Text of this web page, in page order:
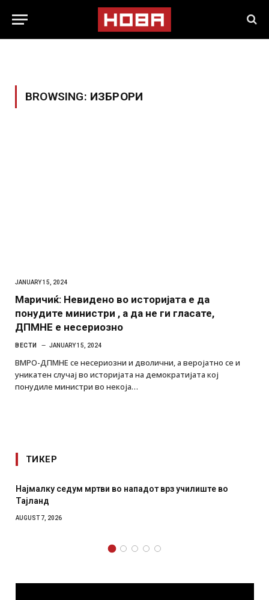
BROWSING: ИЗБРОРИ
JANUARY 15, 2024
Маричиќ: Невидено во историјата е да
понудите министри , а да не ги гласате,
ДПМНЕ е несериозно
ВЕСТИ JANUARY 15, 2024
ВМРО-ДПМНЕ се несериозни и дволични, а веројатно се и
уникатен случај во историјата на демократијата кој
понудиле министри во некоја…
ТИКЕР
седум мртви во нападот врз училиште во
7, 2026